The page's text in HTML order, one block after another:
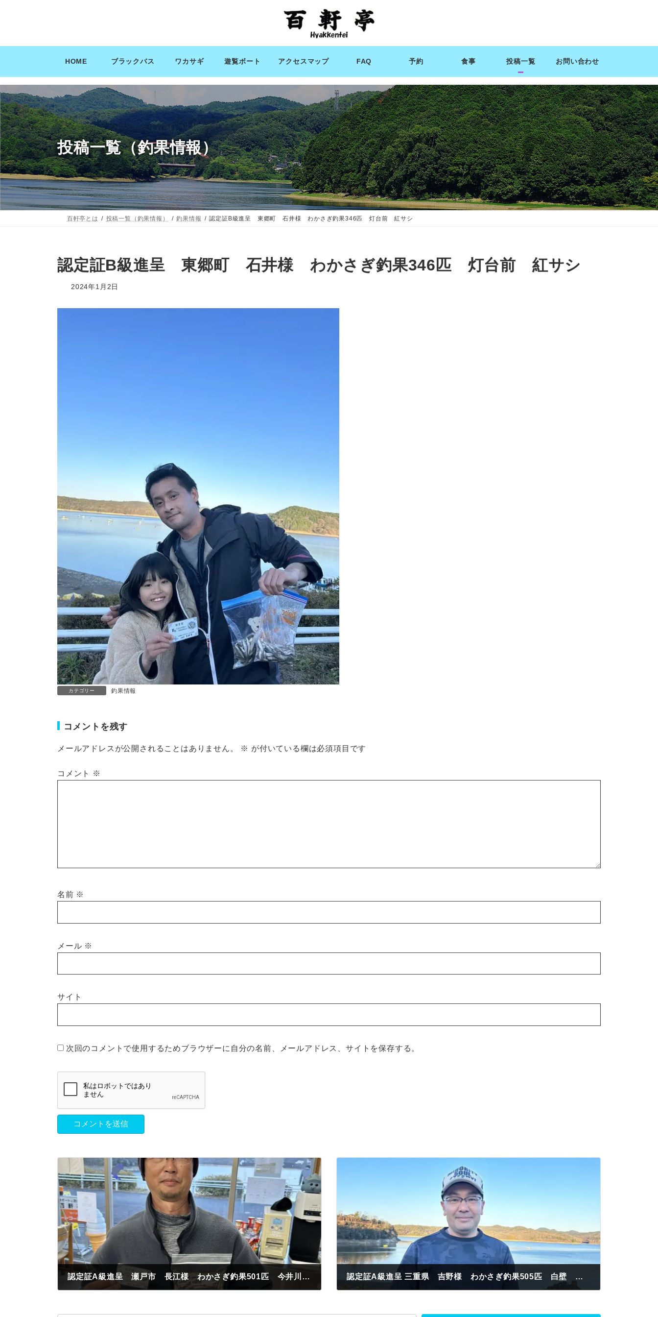
ン
ス
キ
ッ
プ
ー
ン
に
移
動
HOME ブラックバス ワカサギ 遊覧ボート アクセスマップ FAQ 予約 食事 投稿一覧 お問い合わせ
投稿一覧（釣果情報）
百軒亭とは 投稿一覧（釣果情報） 釣果情報 認定証B級進呈 東郷町 石井様 わかさぎ釣果346匹 灯台前 紅サシ
認定証B級進呈 東郷町 石井様 わかさぎ釣果346匹 灯台前 紅サシ
2024年1月2日
カテゴリー 釣果情報
コメントを残す
メールアドレスが公開されることはありません。 ※ が付いている欄は必須項目です
コメント ※
名前 ※
メール ※
サイト
次回のコメントで使用するためブラウザーに自分の名前、メールアドレス、サイトを保存する。
認定証A級進呈 瀬戸市 長江様 わかさぎ釣果501匹 今井川入口 紅サシ 認定証A級進呈 三重県 吉野様 わかさぎ釣果505匹 白壁 紅サシ